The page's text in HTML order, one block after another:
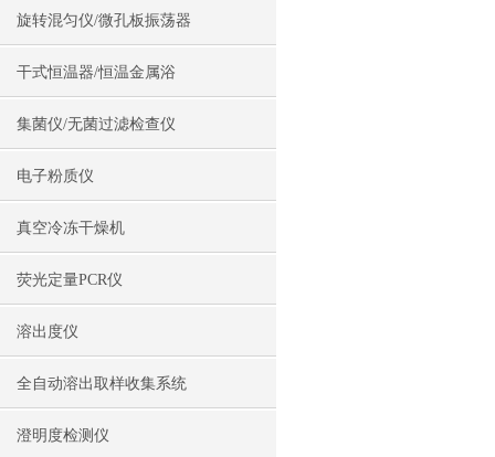
旋转混匀仪/微孔板振荡器
干式恒温器/恒温金属浴
集菌仪/无菌过滤检查仪
电子粉质仪
真空冷冻干燥机
荧光定量PCR仪
溶出度仪
全自动溶出取样收集系统
澄明度检测仪